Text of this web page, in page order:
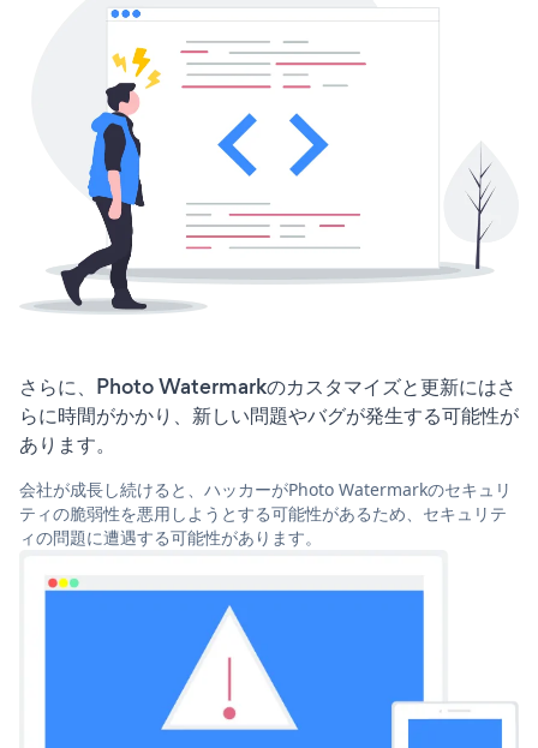
さらに、Photo Watermarkのカスタマイズと更新にはさ
らに時間がかかり、新しい問題やバグが発生する可能性が
あります。
会社が成長し続けると、ハッカーがPhoto Watermarkのセキュリ
ティの脆弱性を悪用しようとする可能性があるため、セキュリテ
ィの問題に遭遇する可能性があります。